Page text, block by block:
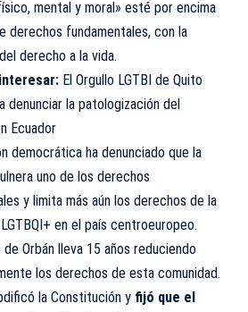
mental y moral» esté por encima
derechos fundamentales, con la
derecho a la vida.
El Orgullo LGTBI de Quito
denunciar la patologización del
Ecuador
democrática ha denunciado que la
uno de los derechos
y limita más aún los derechos de la
en el país centroeuropeo.
de Orbán lleva 15 años reduciendo
los derechos de esta comunidad.
la Constitución y fijó que el